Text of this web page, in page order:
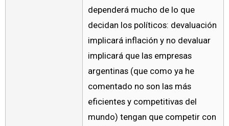
dependerá mucho de lo que
decidan los políticos: devaluación
implicará inflación y no devaluar
implicará que las empresas
argentinas (que como ya he
comentado no son las más
eficientes y competitivas del
mundo) tengan que competir con